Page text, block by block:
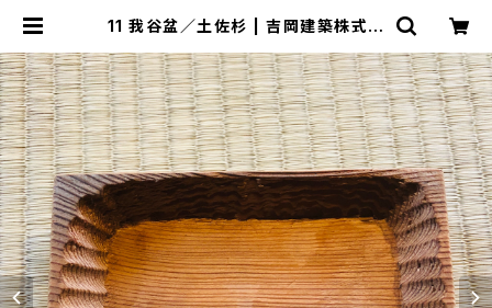
11 我谷盆／土佐杉 | 吉岡建築株式会